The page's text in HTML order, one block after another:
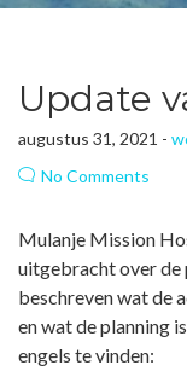
Update
augustus 31, 2021 -
No Comments
Mulanje Mission
uitgebracht over
beschreven wat de
en wat de planning
engels te vinden: